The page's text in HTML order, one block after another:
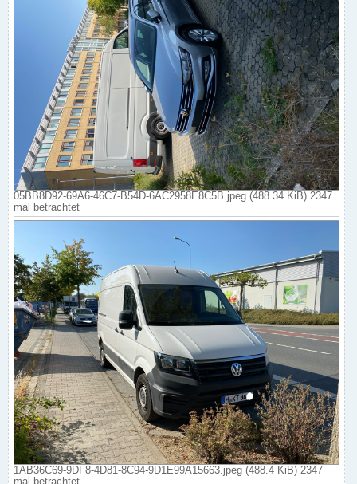
05BB8D92-69A6-46C7-B54D-6AC2958E8C5B.jpeg (488.34 KiB) 2347
mal betrachtet
1AB36C69-9DF8-4D81-8C94-9D1E99A15663.jpeg (488.4 KiB) 2347
mal betrachtet